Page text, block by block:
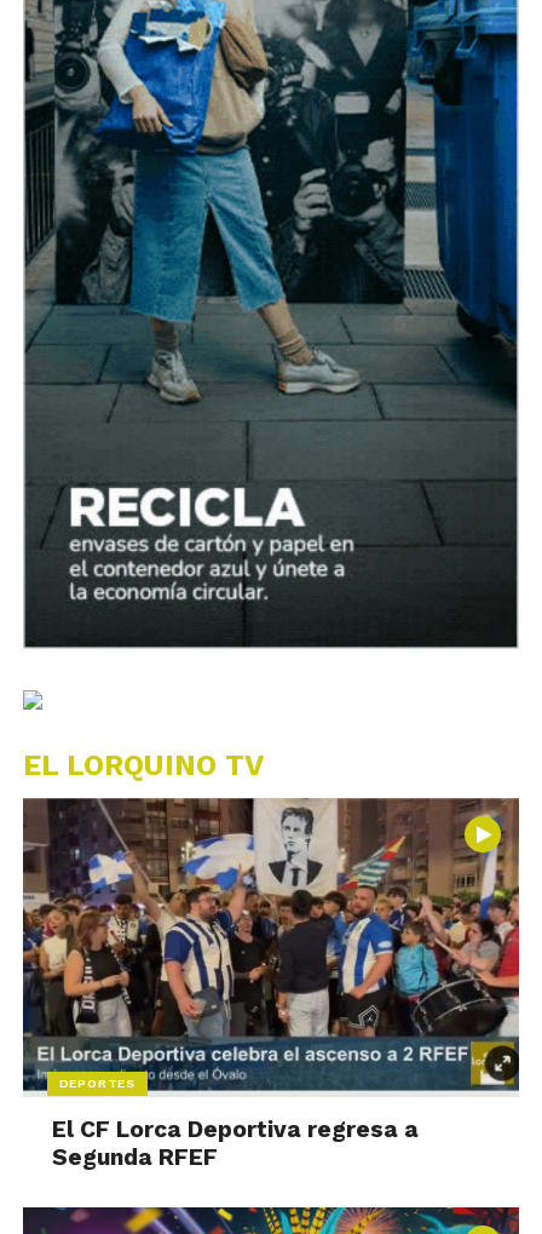
EL LORQUINO TV
DEPORTES
El CF Lorca Deportiva regresa a
Segunda RFEF